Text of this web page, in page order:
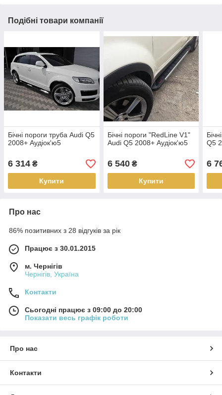
Подібні товари компанії
Бічні пороги труба Audi Q5
2008+ Аудіок'ю5
6 314 ₴
Купити
Бічні пороги "RedLine V1"
Audi Q5 2008+ Аудіок'ю5
6 540₴
Купити
Q5
6
Про нас
86% позитивних з 28 відгуків за рік
Працює з 30.01.2015
м. Чернігів
Чернігів, Україна
Контакти
Сьогодні працює з 09:00 до 20:00
Показати весь графік роботи
Про нас
Контакти